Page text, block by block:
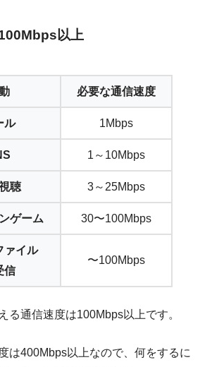
以上
必要な通信速度
ル 1Mbps
1～10Mbps
聴 3～25Mbps
ゲーム 30〜100Mbps
ァイル
信
〜100Mbps
る通信速度は100Mbps以上です。
は400Mbps以上なので、何をするに